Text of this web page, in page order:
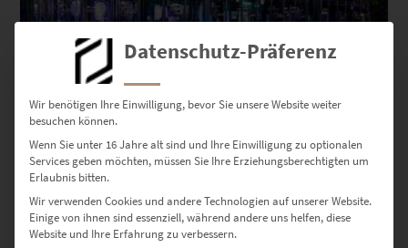
EZ00952 Mercedes 280 SE at Europa Park III
€24,90–€999,00
Enthält 19% Mwst.
Datenschutz-Präferenz
Wir benötigen Ihre Einwilligung, bevor Sie unsere Website weiter
besuchen können.
Wenn Sie unter 16 Jahre alt sind und Ihre Einwilligung zu optionalen
Services geben möchten, müssen Sie Ihre Erziehungsberechtigten um
Erlaubnis bitten.
Wir verwenden Cookies und andere Technologien auf unserer Website.
Einige von ihnen sind essenziell, während andere uns helfen, diese
Website und Ihre Erfahrung zu verbessern.